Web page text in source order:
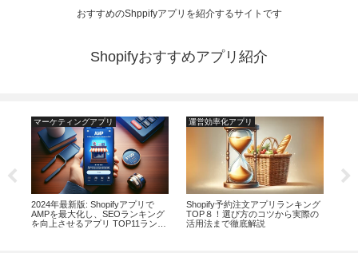
おすすめのShppifyアプリを紹介するサイトです
Shopifyおすすめアプリ紹介
マーケティングアプリ
2024年最新版: Shopifyアプリで
AMPを最大化し、SEOランキング
を向上させるアプリ TOP11ランキ
運営効率化アプリ
​​Shopify予約注文アプリランキング
TOP８！選び方のコツから実際の
活用法まで徹底解説